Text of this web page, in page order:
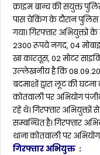
क्राइम ब्रान्च की संयुक्त
पास चेकिंग के दौरान पुलिस
गया। गिरफ्तार
2300 रूपये नगद, 04
खा कारतूस, 02 मोटर
उल्लेखनीय है कि
बदमाशों द्वारा लूट की
कोतवाली पर अभियोग
रहे थे। गिरफ्तार
सम्बन्धित है। गिरफ्तार
थाना कोतवाली पर
गिरफ्तार अभियुक्त :